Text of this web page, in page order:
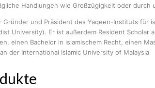
Handlungen wie Großzügigkeit oder
Gründer und Präsident des Yaqeen-Instituts
University). Er ist außerdem Resident Scholar
einen Bachelor in islamischem Recht, einen
der International Islamic University of Malaysia